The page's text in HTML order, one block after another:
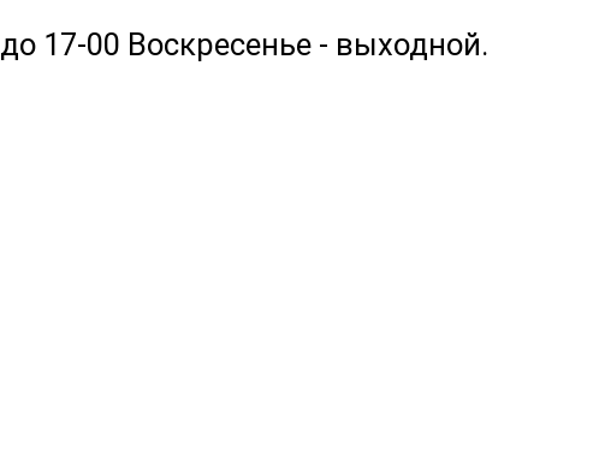
17-00 Воскресенье - выходной.